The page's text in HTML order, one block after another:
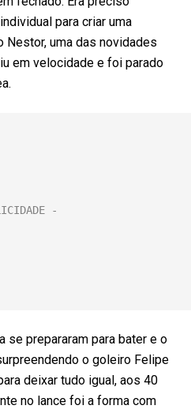
para criar uma
Nestor, uma das novidades
em velocidade e foi parado
se prepararam para bater e o
o goleiro Felipe
deixar tudo igual, aos 40
no lance foi a forma com